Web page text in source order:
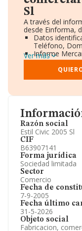
Razón social
Estil Civic 2005 Sl
CIF
B63907141
Forma jurídica
Sociedad limitada
Sector
Comercio
Fecha de
7-9-2005
Fecha último
31-5-2026
Objeto social
Fabricacion,
Sl
A través del
desde Einforma,
Datos
Teléfono,
Informe
Gráficos de
Consejo de
Directivos y
Información
Ver más